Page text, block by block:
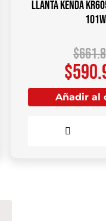
Llanta KENDA
101W
$
$
Añadir al